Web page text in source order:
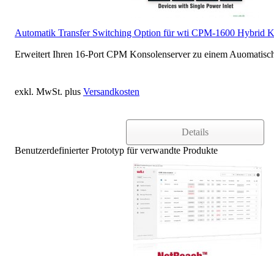
Automatik Transfer Switching Option für wti CPM-1600 Hybrid
Erweitert Ihren 16-Port CPM Konsolenserver zu einem
exkl. MwSt. plus Versandkosten
Details
Benutzerdefinierter Prototyp für verwandte Produkte